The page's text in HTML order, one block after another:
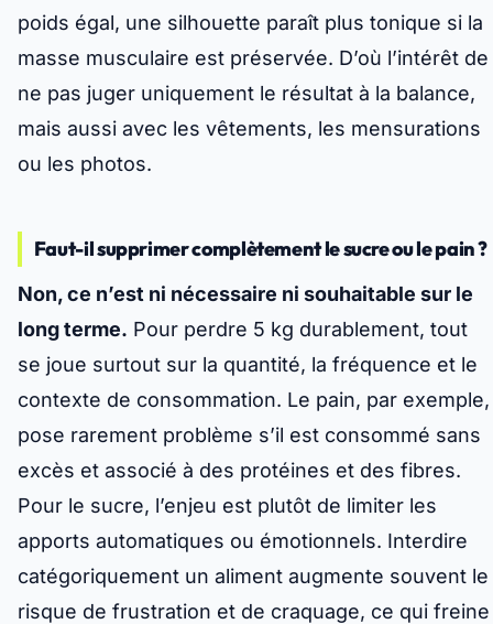
poids égal, une silhouette paraît plus tonique si la
masse musculaire est préservée. D’où l’intérêt de
ne pas juger uniquement le résultat à la balance,
mais aussi avec les vêtements, les mensurations
ou les photos.
Faut-il supprimer complètement le sucre ou le pain ?
Non, ce n’est ni nécessaire ni souhaitable sur le
long terme. Pour perdre 5 kg durablement, tout
se joue surtout sur la quantité, la fréquence et le
contexte de consommation. Le pain, par exemple,
pose rarement problème s’il est consommé sans
excès et associé à des protéines et des fibres.
Pour le sucre, l’enjeu est plutôt de limiter les
apports automatiques ou émotionnels. Interdire
catégoriquement un aliment augmente souvent le
risque de frustration et de craquage, ce qui freine